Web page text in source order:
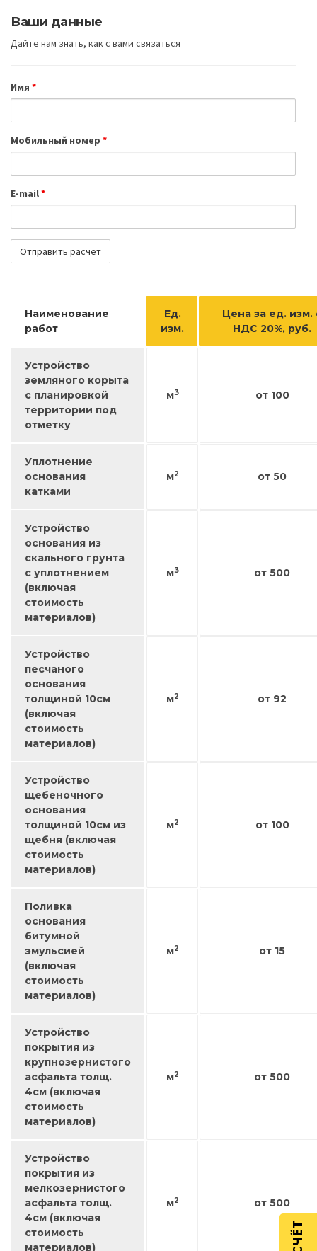
Ваши данные
Дайте нам знать, как с вами связаться
Имя *
Мобильный номер *
E-mail*
Наименование
работ
Ед.
изм.
Цена за ед. изм.
НДС 20%, руб.
Устройство
земляного корыта
с планировкой
территории под
отметку
м3 от 100
Уплотнение
основания
катками
м2 от 50
Устройство
основания из
скального грунта
с уплотнением
(включая
стоимость
материалов)
м3 от 500
Устройство
песчаного
основания
толщиной 10см
(включая
стоимость
материалов)
м2 от 92
Устройство
щебеночного
основания
толщиной 10см из
щебня (включая
стоимость
материалов)
м2 от 100
Поливка
основания
битумной
эмульсией
(включая
стоимость
материалов)
м2 от 15
Устройство
покрытия из
крупнозернистого
асфальта толщ.
4см (включая
стоимость
материалов)
м2 от 500
Устройство
покрытия из
мелкозернистого
асфальта толщ.
4см (включая
стоимость
материалов)
м2 от 500